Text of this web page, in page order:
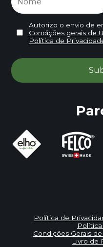
Autorizo o envio de
Condições gerais de
Política de
Política de
Condições Gerais
Livro de